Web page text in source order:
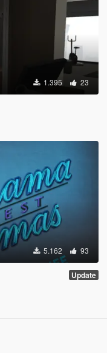
1.395 23
5.162 93
Update